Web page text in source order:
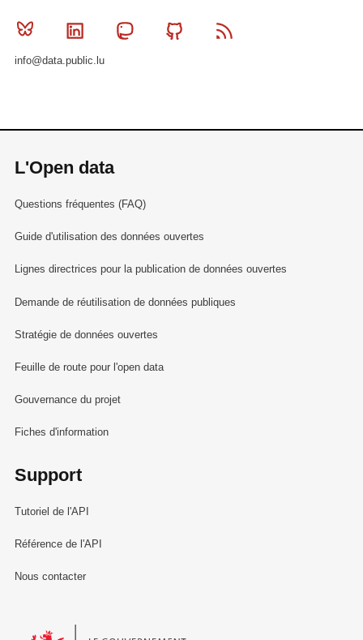
Bluesky Linkedin MastodonGithub
info@data.public.lu
L'Open data
Questions fréquentes (FAQ)
Guide d'utilisation des données ouvertes
Lignes directrices pour la publication de données ouvertes
Demande de réutilisation de données publiques
Stratégie de données ouvertes
Feuille de route pour l'open data
Gouvernance du projet
Fiches d'information
Support
Tutoriel de l'API
Référence de l'API
Nous contacter
Le Gouvernement du Grand-Duché de Luxembourg - Service